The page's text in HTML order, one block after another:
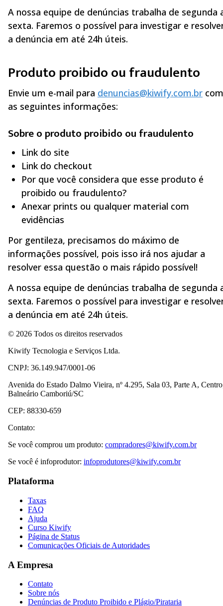
A nossa equipe de denúncias trabalha de segunda
sexta. Faremos o possível para investigar e
a denúncia em até 24h úteis.
Produto proibido ou fraudulento
Envie um e-mail para denuncias@kiwify.com.br com
as seguintes informações:
Sobre o produto proibido ou fraudulento
Link do site
Link do checkout
Por que você considera que esse produto é
proibido ou fraudulento?
Anexar prints ou qualquer material com
evidências
Por gentileza, precisamos do máximo de
informações possível, pois isso irá nos ajudar a
resolver essa questão o mais rápido possível!
A nossa equipe de denúncias trabalha de segunda
sexta. Faremos o possível para investigar e
a denúncia em até 24h úteis.
© 2026 Todos os direitos reservados
Kiwify Tecnologia e Serviços Ltda.
CNPJ: 36.149.947/0001-06
Avenida do Estado Dalmo Vieira, nº 4.295, Sala 03, Parte A,
Balneário Camboriú/SC
CEP: 88330-659
Contato:
Se você comprou um produto: compradores@kiwify.com.br
Se você é infoprodutor: infoprodutores@kiwify.com.br
Plataforma
Taxas
FAQ
Ajuda
Curso Kiwify
Página de Status
Comunicações Oficiais de Autoridades
A Empresa
Contato
Sobre nós
Denúncias de Produto Proibido e Plágio/Pirataria